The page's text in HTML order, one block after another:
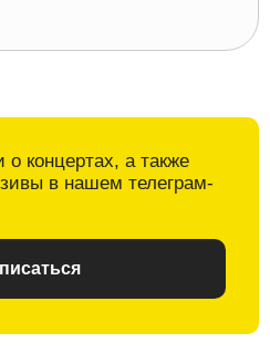
о концертах, а также
в нашем телеграм-